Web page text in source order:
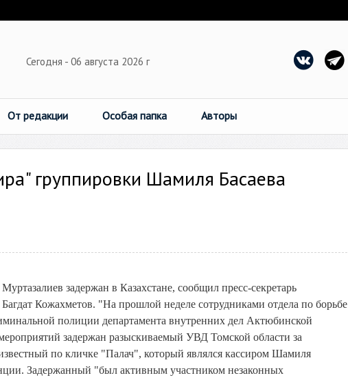
Сегодня - 06 августа 2026 г
От редакции Особая папка Авторы
группировки Шамиля Басаева
задержан в Казахстане, сообщил пресс-секретарь
Кожахметов. "На прошлой неделе сотрудниками отдела по борьбе
полиции департамента внутренних дел Актюбинской
задержан разыскиваемый УВД Томской области за
по кличке "Палач", который являлся кассиром Шамиля
Задержанный "был активным участником незаконных